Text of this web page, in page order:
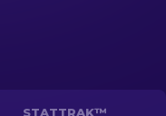
STATTRAK™